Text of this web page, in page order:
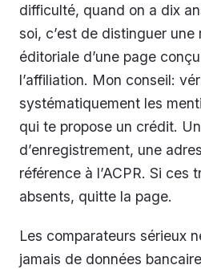
difficulté, quand on a dix
soi, c’est de distinguer une
éditoriale d’une page
l’affiliation. Mon conseil:
systématiquement les
qui te propose un crédit.
d’enregistrement, une
référence à l’ACPR. Si ces
absents, quitte la page.
Les comparateurs sérieux
jamais de données